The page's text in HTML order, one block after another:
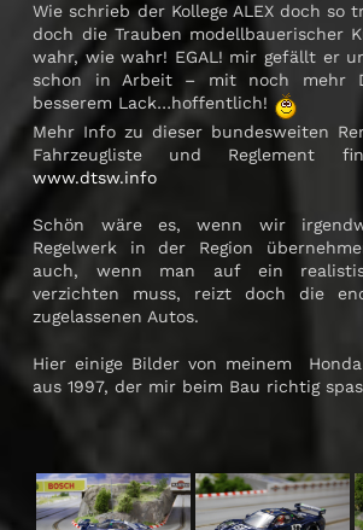
Wie schrieb der Kollege ALEX doch so
doch die Trauben modellbauerischer
wahr, wie wahr! EGAL! mir gefällt er
schon in Arbeit – mit noch mehr
besserem Lack…hoffentlich!
Mehr Info zu dieser bundesweiten
Fahrzeugliste und Reglement
www.dtsw.info
Schön wäre es, wenn wir
Regelwerk in der Region
auch, wenn man auf ein
verzichten muss, reizt doch die
zugelassenen Autos.
Hier einige Bilder von meinem Honda
aus 1997, der mir beim Bau richtig